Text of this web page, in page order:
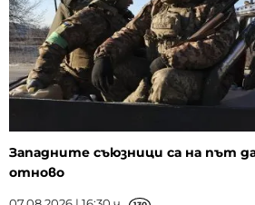
Западните съюзници са на път
отново